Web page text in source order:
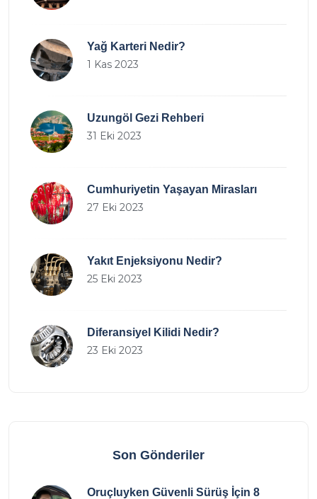
Yağ Karteri Nedir?
1 Kas 2023
Uzungöl Gezi Rehberi
31 Eki 2023
Cumhuriyetin Yaşayan Mirasları
27 Eki 2023
Yakıt Enjeksiyonu Nedir?
25 Eki 2023
Diferansiyel Kilidi Nedir?
23 Eki 2023
Son Gönderiler
Oruçluyken Güvenli Sürüş İçin 8